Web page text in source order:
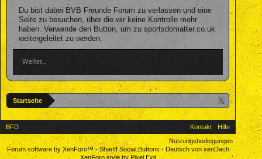
Du bist dabei BVB Freunde Forum zu verlassen und eine
Seite zu besuchen, über die wir keine Kontrolle mehr
haben. Verwende den Button, um zu sportsdomatter.co.uk
weitergeleitet zu werden.
Weiter...
Startseite
BFD Kontakt
Hilfe
Nutzungsbedingungen
Forum software by XenForo™-Shariff Social Buttons- Deutsch von xenDach
XenForo style by Pixel Exit